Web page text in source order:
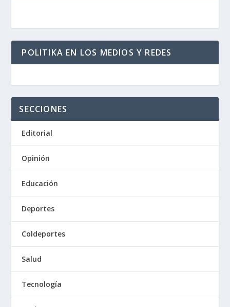
POLITIKA EN LOS MEDIOS Y REDES
SECCIONES
Editorial
Opinión
Educación
Deportes
Coldeportes
Salud
Tecnología